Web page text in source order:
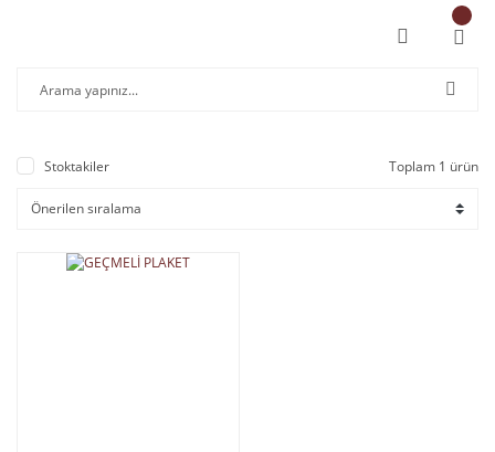
Stoktakiler Toplam 1 ürün